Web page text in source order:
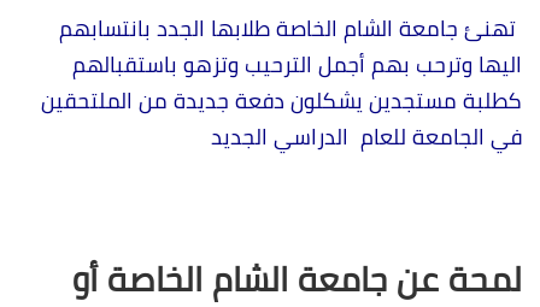
تهنئ جامعة الشام الخاصة طلابها الجدد بانتسابهم
اليها وترحب بهم أجمل الترحيب وتزهو باستقبالهم
كطلبة مستجدين يشكلون دفعة جديدة من الملتحقين
في الجامعة للعام الدراسي الجديد
لمحة عن جامعة الشام الخاصة أو